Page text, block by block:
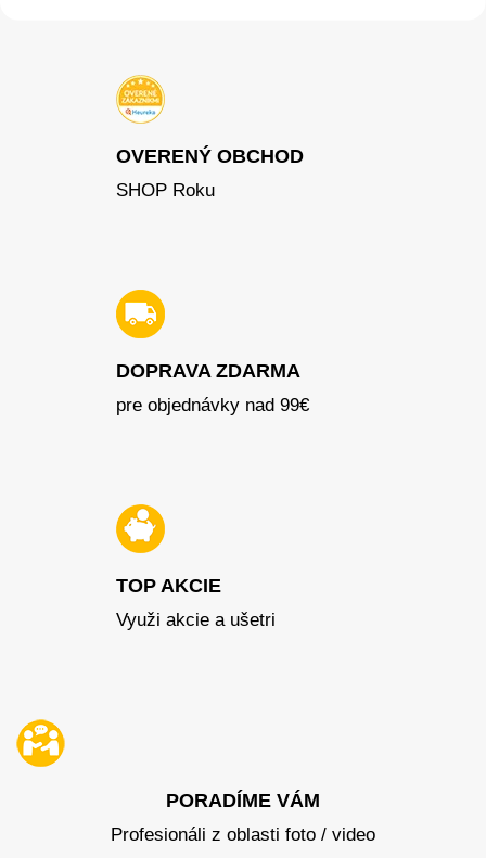
OVERENÝ OBCHOD
SHOP Roku
DOPRAVA ZDARMA
pre objednávky nad 99€
TOP AKCIE
Využi akcie a ušetri
PORADÍME VÁM
Profesionáli z oblasti foto / video